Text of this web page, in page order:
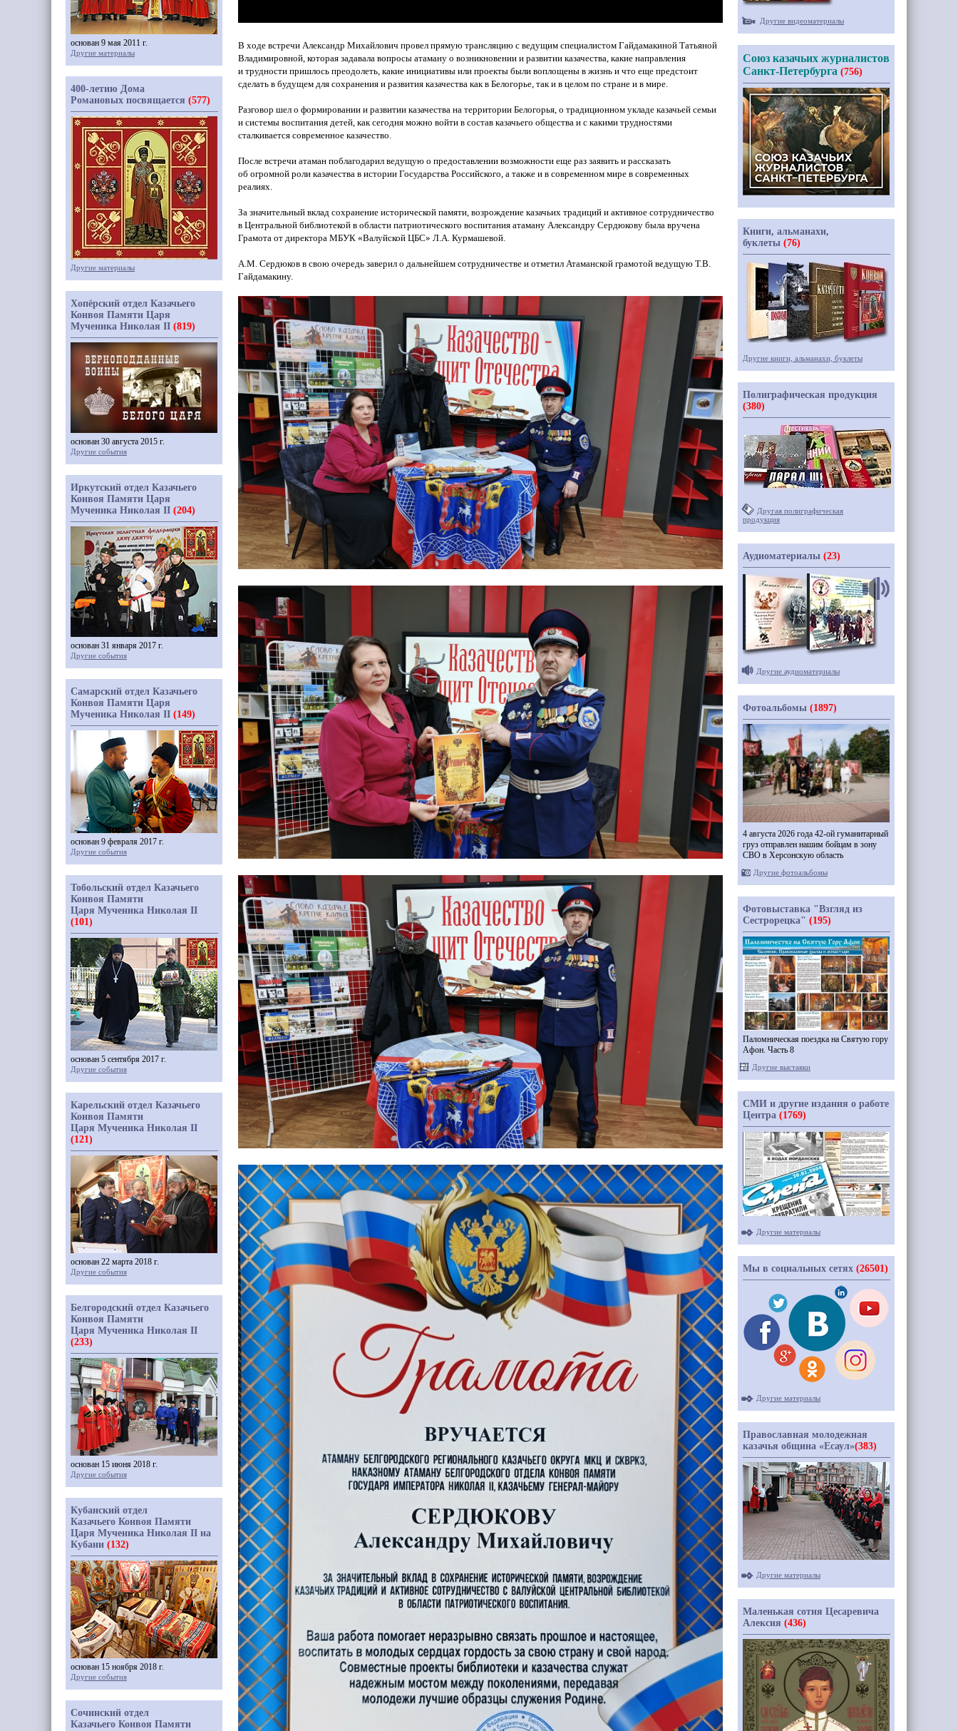
В ходе встречи Александр Михайлович провел прямую трансляцию с ведущим специалистом Гайдамакиной Татьяной
Владимировной, которая задавала вопросы атаману о возникновении и развитии казачества, какие направления
и трудности пришлось преодолеть, какие инициативы или проекты были воплощены в жизнь и что еще предстоит
сделать в будущем для сохранения и развития казачества как в Белогорье, так и в целом по стране и в мире.
Разговор шел о формировании и развитии казачества на территории Белогорья, о традиционном укладе казачьей семьи
и системы воспитания детей, как сегодня можно войти в состав казачьего общества и с какими трудностями
сталкивается современное казачество.
После встречи атаман поблагодарил ведущую о предоставлении возможности еще раз заявить и рассказать
об огромной роли казачества в истории Государства Российского, а также и в современном мире в современных
реалиях.
За значительный вклад сохранение исторической памяти, возрождение казачьих традиций и активное сотрудничество
в Центральной библиотекой в области патриотического воспитания атаману Александру Сердюкову была вручена
Грамота от директора МБУК «Валуйской ЦБС» Л.А. Курмашевой.
А.М. Сердюков в свою очередь заверил о дальнейшем сотрудничестве и отметил Атаманской грамотой ведущую Т.В.
Гайдамакину.
основан 9 мая 2011 г.
Другие материалы
400-летию Дома
Романовых посвящается (577)
Другие материалы
Хопёрский отдел Казачьего
Конвоя Памяти Царя
Мученика Николая II (819)
основан 30 августа 2015 г.
Другие события
Иркутский отдел Казачьего
Конвоя Памяти Царя
Мученика Николая II (204)
основан 31 января 2017 г.
Другие события
Самарский отдел Казачьего
Конвоя Памяти Царя
Мученика Николая II (149)
основан 9 февраля 2017 г.
Другие события
Тобольский отдел Казачьего
Конвоя Памяти
Царя Мученика Николая II
(101)
основан 5 сентября 2017 г.
Другие события
Карельский отдел Казачьего
Конвоя Памяти
Царя Мученика Николая II
(121)
основан 22 марта 2018 г.
Другие события
Белгородский отдел Казачьего
Конвоя Памяти
Царя Мученика Николая II
(233)
основан 15 июня 2018 г.
Другие события
Кубанский отдел
Казачьего Конвоя Памяти
Царя Мученика Николая II на
Кубани (132)
основан 15 ноября 2018 г.
Другие события
Сочинский отдел
Казачьего Конвоя Памяти
Другие видеоматериалы
Союз казачьих журналистов
Санкт-Петербурга (756)
Книги, альманахи,
буклеты (76)
Другие книги, альманахи, буклеты
Полиграфическая продукция
(380)
Другая полиграфическая
продукция
Аудиоматериалы (23)
Другие аудиоматериалы
Фотоальбомы (1897)
4 августа 2026 года 42-ой гуманитарный
груз отправлен нашим бойцам в зону
СВО в Херсонскую область
Другие фотоальбомы
Фотовыставка "Взгляд из
Сестрорецка" (195)
Паломническая поездка на Святую гору
Афон. Часть 8
Другие выставки
СМИ и другие издания о работе
Центра (1769)
Другие материалы
Мы в социальных сетях (26501)
Другие материалы
Православная молодежная
казачья община «Есаул»(383)
Другие материалы
Маленькая сотня Цесаревича
Алексия (436)